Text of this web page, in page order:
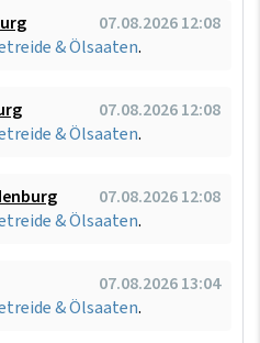
07.08.2026 12:08
& Ölsaaten.
07.08.2026 12:08
& Ölsaaten.
07.08.2026 12:08
& Ölsaaten.
07.08.2026 13:04
& Ölsaaten.